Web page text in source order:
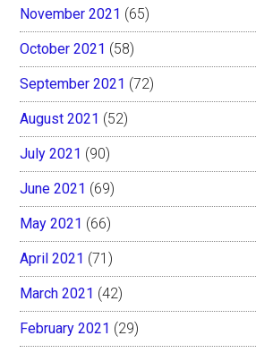
November 2021 (65)
October 2021 (58)
September 2021 (72)
August 2021 (52)
July 2021 (90)
June 2021 (69)
May 2021 (66)
April 2021 (71)
March 2021 (42)
February 2021 (29)